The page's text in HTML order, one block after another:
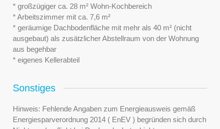
* großzügiger ca. 28 m² Wohn-Kochbereich
* Arbeitszimmer mit ca. 7,6 m²
* geräumige Dachbodenfläche mit mehr als 40 m² (nicht
ausgebaut) als zusätzlicher Abstellraum von der Wohnung
aus begehbar
* eigenes Kellerabteil
Sonstiges
Hinweis: Fehlende Angaben zum Energieausweis gemäß
Energiesparverordnung 2014 ( EnEV ) begründen sich durch